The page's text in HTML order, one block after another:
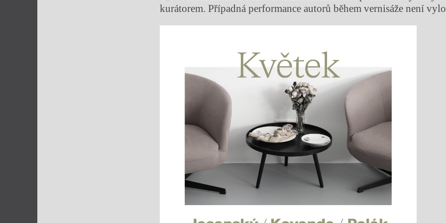
kurátorem. Případná performance autorů během vernisáže není